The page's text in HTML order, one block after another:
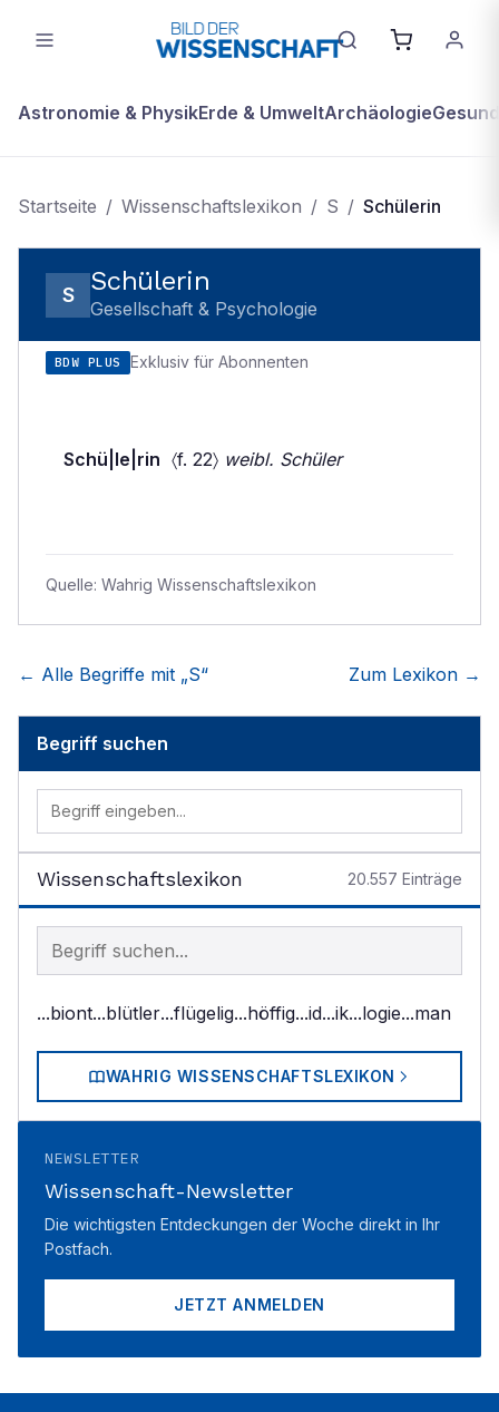
Astronomie & PhysikErde & UmweltArchäologie
Startseite / Wissenschaftslexikon / S / Schülerin
S Schülerin
Gesellschaft & Psychologie
BDW PLUS Exklusiv für Abonnenten
Schü|le|rin 〈f. 22〉 weibl. Schüler
Quelle: Wahrig Wissenschaftslexikon
← Alle Begriffe mit „S“ Zum Lexikon →
Begriff suchen
Wissenschaftslexikon 20.557 Einträge
Begriff im Lexikon suchen
...biont...blütler...flügelig...höffig...id...ik...logie...man
WAHRIG WISSENSCHAFTSLEXIKON
NEWSLETTER
Wissenschaft-Newsletter
Die wichtigsten Entdeckungen der Woche direkt in Ihr
Postfach.
JETZT ANMELDEN